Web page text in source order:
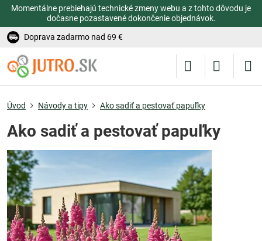
Momentálne prebiehajú technické zmeny webu a z tohto dôvodu je
dočasne pozastavené dokončenie objednávok.
Doprava zadarmo nad 69 €
Úvod Návody a tipy Ako sadiť a pestovať papuľky
Ako sadiť a pestovať papuľky